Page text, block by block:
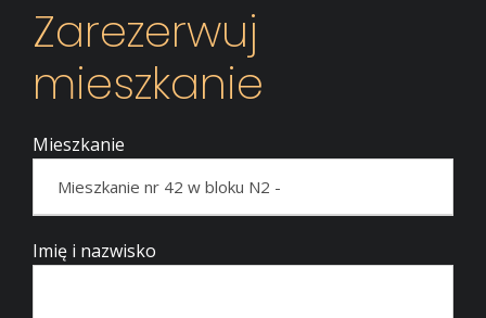
Zarezerwuj
mieszkanie
Mieszkanie
Imię i nazwisko